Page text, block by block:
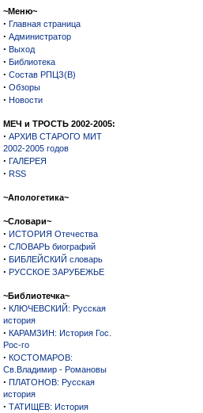
~Меню~
· Главная страница
· Администратор
· Выход
· Библиотека
· Состав РПЦЗ(В)
· Обзоры
· Новости
МЕЧ и ТРОСТЬ 2002-2005:
· АРХИВ СТАРОГО МИТ
2002-2005 годов
· ГАЛЕРЕЯ
· RSS
~Апологетика~
~Словари~
· ИСТОРИЯ Отечества
· СЛОВАРЬ биографий
· БИБЛЕЙСКИЙ словарь
· РУССКОЕ ЗАРУБЕЖЬЕ
~Библиотечка~
· КЛЮЧЕВСКИЙ: Русская
история
· КАРАМЗИН: История Гос.
Рос-го
· КОСТОМАРОВ:
Св.Владимир - Романовы
· ПЛАТОНОВ: Русская
история
· ТАТИЩЕВ: История